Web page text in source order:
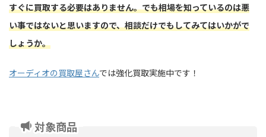
すぐに買取する必要はありません。でも相場を知っているのは悪
い事ではないと思いますので、相談だけでもしてみてはいかがで
しょうか。
オーディオの買取屋さんでは強化買取実施中です！
対象商品